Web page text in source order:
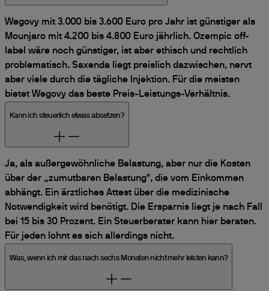
Wegovy mit 3.000 bis 3.600 Euro pro Jahr ist günstiger als
Mounjaro mit 4.200 bis 4.800 Euro jährlich. Ozempic off-
label wäre noch günstiger, ist aber ethisch und rechtlich
problematisch. Saxenda liegt preislich dazwischen, nervt
aber viele durch die tägliche Injektion. Für die meisten
bietet Wegovy das beste Preis-Leistungs-Verhältnis.
Kann ich steuerlich etwas absetzen?
Ja, als außergewöhnliche Belastung, aber nur die Kosten
über der „zumutbaren Belastung", die vom Einkommen
abhängt. Ein ärztliches Attest über die medizinische
Notwendigkeit wird benötigt. Die Ersparnis liegt je nach Fall
bei 15 bis 30 Prozent. Ein Steuerberater kann hier beraten.
Für jeden lohnt es sich allerdings nicht.
Was, wenn ich mir das nach sechs Monaten nicht mehr leisten kann?